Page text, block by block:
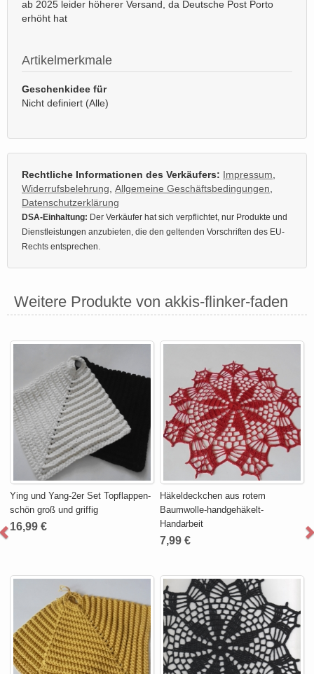
ab 2025 leider höherer Versand, da Deutsche Post Porto
erhöht hat
Artikelmerkmale
Geschenkidee für
Nicht definiert (Alle)
Rechtliche Informationen des Verkäufers: Impressum
Widerrufsbelehrung Allgemeine Geschäftsbedingungen
Datenschutzerklärung
DSA-Einhaltung: Der Verkäufer hat sich verpflichtet, nur Produkte und
Dienstleistungen anzubieten, die den geltenden Vorschriften des EU-
Rechts entsprechen.
Weitere Produkte von akkis-flinker-faden
Ying und Yang-2er Set Topflappen-
schön groß und griffig
16,99 €
Häkeldeckchen aus rotem
Baumwolle-handgehäkelt-
Handarbeit
7,99 €